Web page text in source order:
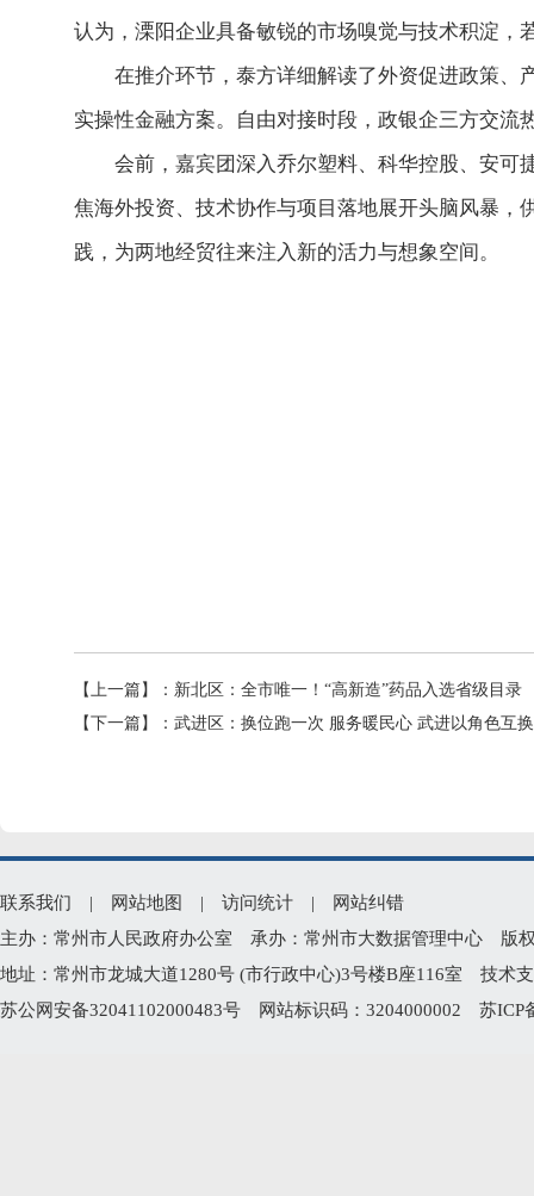
认为，溧阳企业具备敏锐的市场嗅觉与技术积淀
在推介环节，泰方详细解读了外资促进政策、
实操性金融方案。自由对接时段，政银企三方交
会前，嘉宾团深入乔尔塑料、科华控股、安可
焦海外投资、技术协作与项目落地展开头脑风暴，
践，为两地经贸往来注入新的活力与想象空间。
【上一篇】： 新北区：全市唯一！“高新造”药品入选省级目录
【下一篇】： 武进区：换位跑一次 服务暖民心 武进以角色互
联系我们 | 网站地图 | 访问统计 |
网站纠错
主办：常州市人民政府办公室 承办：常州市大数据管理中心 版
地址：常州市龙城大道1280号 (市行政中心)3号楼B座116室 技术
苏公网安备32041102000483号 网站标识码：3204000002 苏ICP